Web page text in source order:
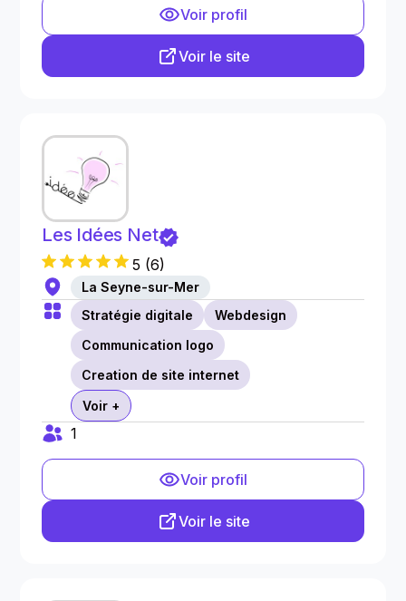
Voir profil
Voir le site
Les Idées Net
5 (6)
La Seyne-sur-Mer
Stratégie digitale
Webdesign
Communication logo
Creation de site internet
Voir +
1
Voir profil
Voir le site